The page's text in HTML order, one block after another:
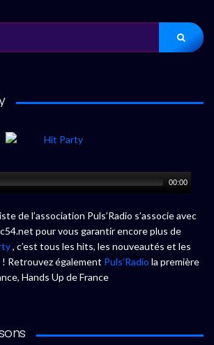
00:00
de l’association Puls’Radio s’associe avec
pour vous garantir encore plus de
, c’est tous les hits, les nouveautés et les
Retrouvez également Puls’Radio la première
Hands Up de France